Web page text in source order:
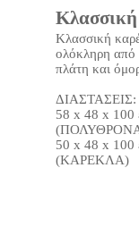
Κλασσική
ολόκληρη από
πλάτη και
ΔΙΑΣΤΑΣΕΙΣ:
58 x 48 x 100
50 x 48 x 100
(ΚΑΡΕΚΛΑ)